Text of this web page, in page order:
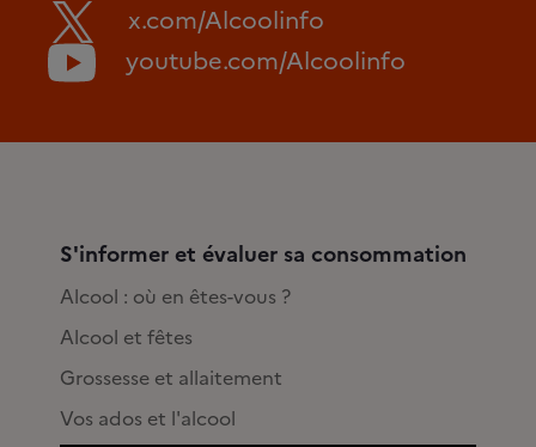
x.com/Alcoolinfo
youtube.com/Alcoolinfo
S'informer et évaluer sa consommation
Alcool : où en êtes-vous ?
Alcool et fêtes
Grossesse et allaitement
Vos ados et l'alcool